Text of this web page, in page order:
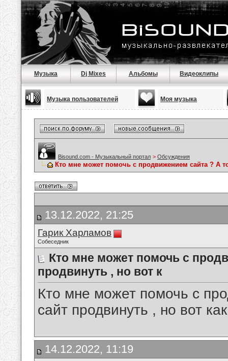
Музыка Dj Mixes Альбомы Видеоклипы
Музыка пользователей Моя музыка
Bisound.com - Музыкальный портал > Обсуждения
Кто мне может помочь с продвижением сайта ? А
13.12.2022, 21:25
Гарик Харламов
Собеседник
Кто мне может помочь с
продвинуть , но вот к
Кто мне может помочь с
сайт продвинуть , но вот
14.12.2022, 11:19